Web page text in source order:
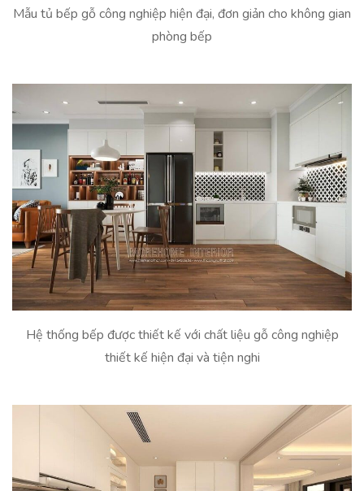
Mẫu tủ bếp gỗ công nghiệp hiện đại, đơn giản cho không gian
phòng bếp
Hệ thống bếp được thiết kế với chất liệu gỗ công nghiệp
thiết kế hiện đại và tiện nghi